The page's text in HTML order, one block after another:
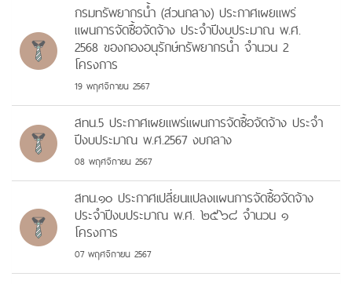
กรมทรัพยากรน้ำ (ส่วนกลาง) ประกาศเผยแพร่
แผนการจัดซื้อจัดจ้าง ประจำปีงบประมาณ พ.ศ.
2568 ของกองอนุรักษ์ทรัพยากรน้ำ จำนวน 2
โครงการ
19 พฤศจิกายน 2567
สทน.5 ประกาศเผยแพร่แผนการจัดซื้อจัดจ้าง ประจำ
ปีงบประมาณ พ.ศ.2567 งบกลาง
08 พฤศจิกายน 2567
สทน.๑๐ ประกาศเปลี่ยนแปลงแผนการจัดซื้อจัดจ้าง
ประจำปีงบประมาณ พ.ศ. ๒๕๖๘ จำนวน ๑
โครงการ
07 พฤศจิกายน 2567